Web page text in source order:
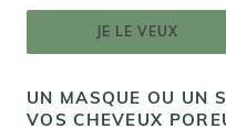
JE LE VEUX
UN MASQUE OU UN
VOS CHEVEUX